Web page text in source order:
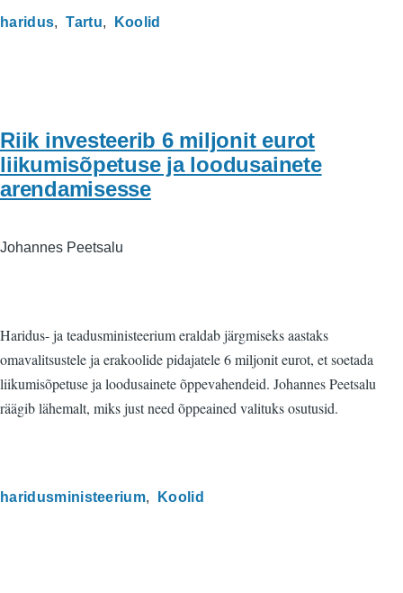
haridus Tartu Koolid
Riik investeerib 6 miljonit eurot
liikumisõpetuse ja loodusainete
arendamisesse
Johannes Peetsalu
Haridus- ja teadusministeerium eraldab järgmiseks aastaks
omavalitsustele ja erakoolide pidajatele 6 miljonit eurot, et soetada
liikumisõpetuse ja loodusainete õppevahendeid. Johannes Peetsalu
räägib lähemalt, miks just need õppeained valituks osutusid.
haridusministeerium Koolid